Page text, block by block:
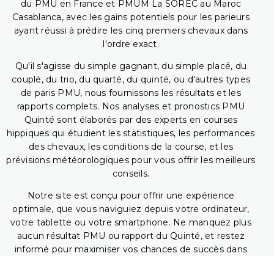
du PMU en France et PMUM La SOREC au Maroc
Casablanca, avec les gains potentiels pour les parieurs
ayant réussi à prédire les cinq premiers chevaux dans
l'ordre exact.
Qu'il s'agisse du simple gagnant, du simple placé, du
couplé, du trio, du quarté, du quinté, ou d'autres types
de paris PMU, nous fournissons les résultats et les
rapports complets. Nos analyses et pronostics PMU
Quinté sont élaborés par des experts en courses
hippiques qui étudient les statistiques, les performances
des chevaux, les conditions de la course, et les
prévisions météorologiques pour vous offrir les meilleurs
conseils.
Notre site est conçu pour offrir une expérience
optimale, que vous naviguiez depuis votre ordinateur,
votre tablette ou votre smartphone. Ne manquez plus
aucun résultat PMU ou rapport du Quinté, et restez
informé pour maximiser vos chances de succès dans